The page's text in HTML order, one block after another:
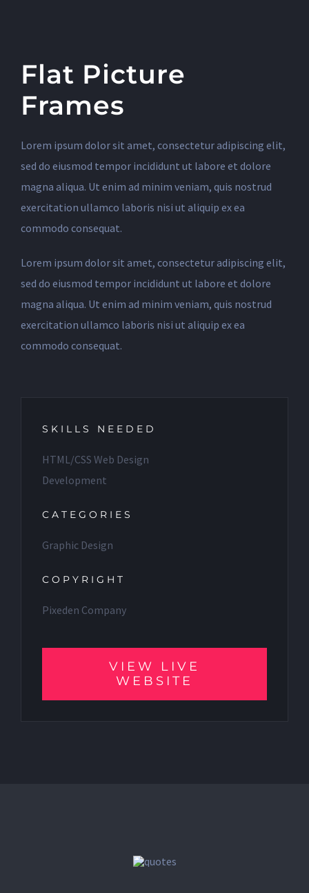
Flat Picture
Frames
Lorem ipsum dolor sit amet, consectetur adipiscing elit,
sed do eiusmod tempor incididunt ut labore et dolore
magna aliqua. Ut enim ad minim veniam, quis nostrud
exercitation ullamco laboris nisi ut aliquip ex ea
commodo consequat.
Lorem ipsum dolor sit amet, consectetur adipiscing elit,
sed do eiusmod tempor incididunt ut labore et dolore
magna aliqua. Ut enim ad minim veniam, quis nostrud
exercitation ullamco laboris nisi ut aliquip ex ea
commodo consequat.
SKILLS NEEDED
HTML/CSS Web Design
Development
CATEGORIES
Graphic Design
COPYRIGHT
Pixeden Company
VIEW LIVE
WEBSITE